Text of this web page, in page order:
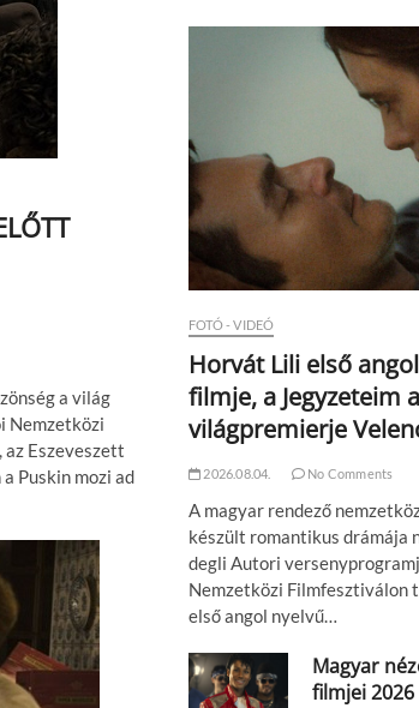
a világ
Nemzetközi
Eszeveszett
Puskin mozi ad
FOTÓ - VIDEÓ
Horvát Lili első
filmje, a Jegyzeteim
világpremierje
2026.08.04. No Comments
A magyar rendező
készült romantikus drámája
degli Autori
Nemzetközi Filmfesztiválon
első angol nyelvű…
Magyar
filmjei